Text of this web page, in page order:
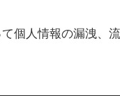
個人情報の漏洩、